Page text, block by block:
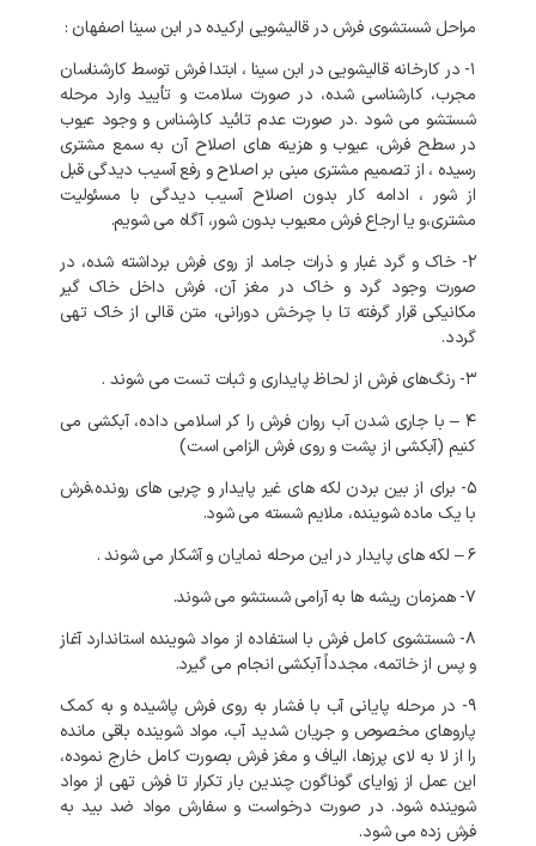
مراحل شستشوی فرش در قالیشویی ارکیده در ابن سینا اصفهان :
۱- در کارخانه
قالیشویی در ابن سینا ، ابتدا فرش توسط کارشناسان
مجرب، کارشناسی شده، در صورت سلامت و تأیید وارد مرحله
شستشو می شود .در صورت عدم تائید کارشناس و وجود عیوب
در سطح فرش، عیوب و هزینه های اصلاح آن به سمع مشتری
رسیده ، از تصمیم مشتری مبنی بر اصلاح و رفع آسیب دیدگی قبل
از شور ، ادامه کار بدون اصلاح آسیب دیدگی با مسئولیت
مشتری،و یا ارجاع فرش معیوب بدون شور، آگاه می شویم.
۲- خاک و گرد غبار و ذرات جامد از روی فرش برداشته شده، در
صورت وجود گرد و خاک در مغز آن، فرش داخل خاک گیر
مکانیکی قرار گرفته تا با چرخش دورانی، متن قالی از خاک تهی
گردد.
۳- رنگ‌های فرش از لحاظ پایداری و ثبات تست می شوند .
۴ – با جاری شدن آب روان فرش را کر اسلامی داده، آبکشی می
کنیم (آبکشی از پشت و روی فرش الزامی است)
۵- برای از بین بردن لکه های غیر پایدار و چربی های رونده،فرش
با یک ماده شوینده، ملایم شسته می شود.
۶ – لکه های پایدار در این مرحله نمایان و آشکار می شوند .
۷- همزمان ریشه ها به آرامی شستشو می شوند.
۸- شستشوی کامل فرش با استفاده از مواد شوینده استاندارد آغاز
و پس از خاتمه، مجدداً آبکشی انجام می گیرد.
۹- در مرحله پایانی آب با فشار به روی فرش پاشیده و به کمک
پاروهای مخصوص و جریان شدید آب، مواد شوینده باقی مانده
را از لا به لای پرزها، الیاف و مغز فرش بصورت کامل خارج نموده،
این عمل از زوایای گوناگون چندین بار تکرار تا فرش تهی از مواد
شوینده شود. در صورت درخواست و سفارش مواد ضد بید به
فرش زده می شود.